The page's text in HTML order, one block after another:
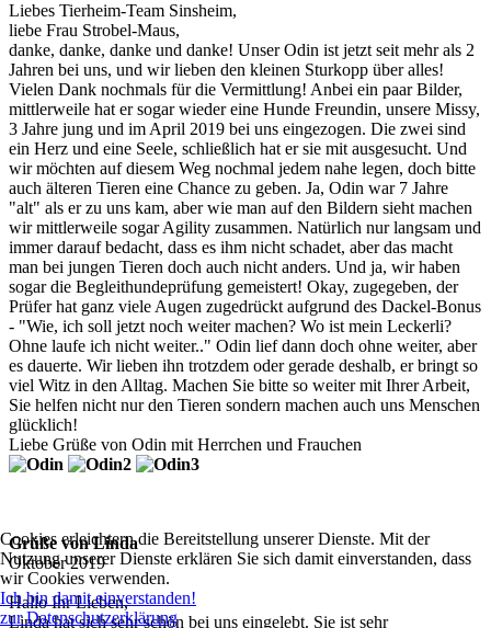
Liebes Tierheim-Team Sinsheim,
liebe Frau Strobel-Maus,
danke, danke, danke und danke! Unser Odin ist jetzt seit mehr als 2
Jahren bei uns, und wir lieben den kleinen Sturkopp über alles!
Vielen Dank nochmals für die Vermittlung! Anbei ein paar Bilder,
mittlerweile hat er sogar wieder eine Hunde Freundin, unsere Missy,
3 Jahre jung und im April 2019 bei uns eingezogen. Die zwei sind
ein Herz und eine Seele, schließlich hat er sie mit ausgesucht. Und
wir möchten auf diesem Weg nochmal jedem nahe legen, doch bitte
auch älteren Tieren eine Chance zu geben. Ja, Odin war 7 Jahre
"alt" als er zu uns kam, aber wie man auf den Bildern sieht machen
wir mittlerweile sogar Agility zusammen. Natürlich nur langsam und
immer darauf bedacht, dass es ihm nicht schadet, aber das macht
man bei jungen Tieren doch auch nicht anders. Und ja, wir haben
sogar die Begleithundeprüfung gemeistert! Okay, zugegeben, der
Prüfer hat ganz viele Augen zugedrückt aufgrund des Dackel-Bonus
- "Wie, ich soll jetzt noch weiter machen? Wo ist mein Leckerli?
Ohne laufe ich nicht weiter.." Odin lief dann doch ohne weiter, aber
es dauerte. Wir lieben ihn trotzdem oder gerade deshalb, er bringt so
viel Witz in den Alltag. Machen Sie bitte so weiter mit Ihrer Arbeit,
Sie helfen nicht nur den Tieren sondern machen auch uns Menschen
glücklich!
Liebe Grüße von Odin mit Herrchen und Frauchen
Grüße von Linda
Oktober 2019
Hallo Ihr Lieben,
Linda hat sich sehr schön bei uns eingelebt. Sie ist sehr
Cookies erleichtern die Bereitstellung unserer Dienste. Mit der
Nutzung unserer Dienste erklären Sie sich damit einverstanden, dass
wir Cookies verwenden.
Ich bin damit einverstanden!
zur Datenschutzerklärung